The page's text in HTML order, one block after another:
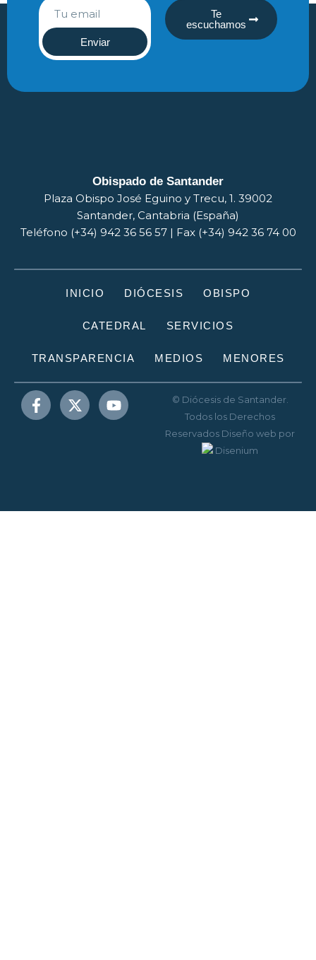
Enviar
Te
escuchamos
Obispado de Santander
Plaza Obispo José Eguino y Trecu, 1. 39002
Santander, Cantabria (España)
Teléfono (+34) 942 36 56 57 | Fax (+34) 942 36 74 00
INICIO DIÓCESIS OBISPO
CATEDRAL SERVICIOS
TRANSPARENCIA MEDIOS MENORES
© Diócesis de Santander.
Todos los Derechos
Reservados Diseño web por
Disenium